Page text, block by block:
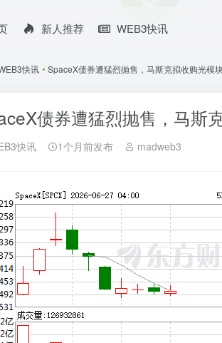
新人推荐 WEB3快讯
快讯 • SpaceX债券遭猛烈抛售，马斯克拟收购光模
债券遭猛烈抛售，马斯
快讯 1个月前发布 madweb3